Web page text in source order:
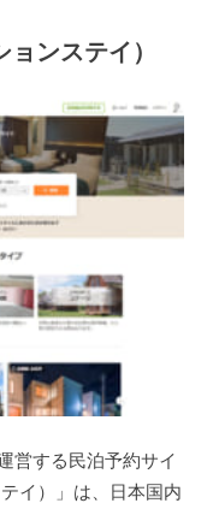
ンステイ）
営する民泊予約サイ
イ）」は、日本国内